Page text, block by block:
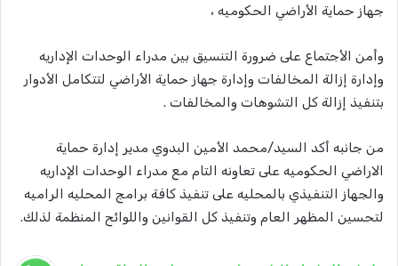
جهاز حماية الأراضي الحكوميه ،
وأمن الأجتماع على ضرورة التنسيق بين مدراء الوحدات الإداريه
وإدارة إزالة المخالفات وإدارة جهاز حماية الأراضي لتتكامل الأدوار
بتنفيذ إزالة كل التشوهات والمخالفات .
من جانبه أكد السيد/محمد الأمين البدوي مدير إدارة حماية
الاراضي الحكوميه على تعاونه التام مع مدراء الوحدات الإداريه
والجهاز التنفيذي بالمحليه على تنفيذ كافة برامج المحليه الراميه
لتحسين المظهر العام وتنفيذ كل القوانين واللوائح المنظمة لذلك.